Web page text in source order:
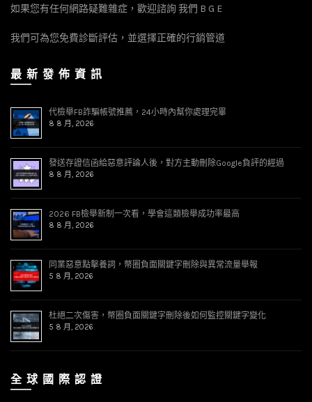
如果您有任何網路疑難雜症，歡迎諮詢 我們 B G E
我們可為您免費診斷評估，並選擇正確的行銷管道
最 新 發 佈 資 訊
代檢舉FB詐騙帳號推薦，24小時內幫你處理完畢
8 8 月, 2026
發送存證信函給惡意評論人後，對方主動刪除Google負評的經過
8 8 月, 2026
2026 FB檢舉新制一次看，學會這類檢舉成功率最高
8 8 月, 2026
同業惡意點擊養詞，幣圈負面關鍵字刪除與異常流量舉報
5 8 月, 2026
杜絕二次傷害，幣圈負面關鍵字刪除後如何監控關鍵字變化
5 8 月, 2026
全 球 國 際 認 證